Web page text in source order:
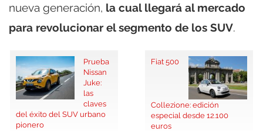
nueva generación, la cual llegará al mercado
para revolucionar el segmento de los SUV.
Prueba
Nissan
Juke:
las
claves
del éxito del SUV urbano
pionero
Fiat 500
Collezione: edición
especial desde 12.100
euros